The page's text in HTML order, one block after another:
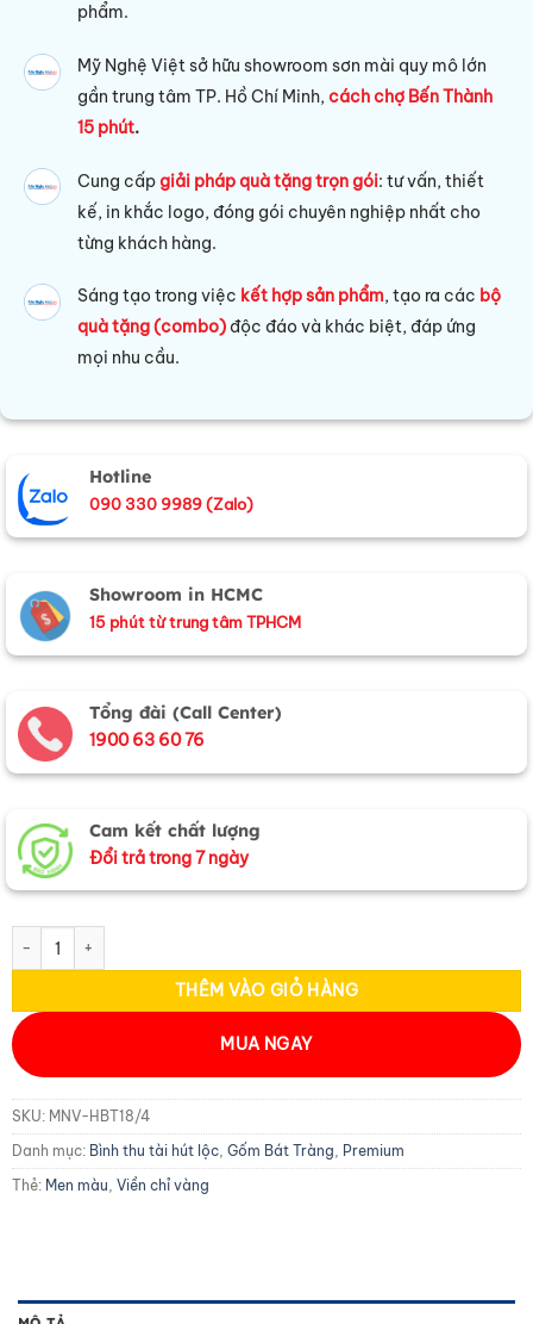
phẩm.
Mỹ Nghệ Việt sở hữu showroom sơn mài quy mô lớn
gần trung tâm TP. Hồ Chí Minh,cách chợ Bến Thành
15 phút.
Cung cấpgiải pháp quà tặng trọn gói: tư vấn, thiết
kế, in khắc logo, đóng gói chuyên nghiệp nhất cho
từng khách hàng.
Sáng tạo trong việc kết hợp sản phẩm, tạo ra các bộ
quà tặng (combo) độc đáo và khác biệt, đáp ứng
mọi nhu cầu.
Hotline
090 330 9989 (Zalo)
Showroom in HCMC
15 phút từ trung tâm TPHCM
Tổng đài (Call Center)
1900 63 60 76
Cam kết chất lượng
Đổi trả trong 7 ngày
Bình thu tài hút lộc tứ cảnh Tùng Cúc Trúc Mai MNV-HBT18/4 số lượng
THÊM VÀO GIỎ HÀNG
MUA NGAY
SKU: MNV-HBT18/4
Danh mục: Bình thu tài hút lộc, Gốm Bát Tràng, Premium
Thẻ: Men màu, Viền chỉ vàng